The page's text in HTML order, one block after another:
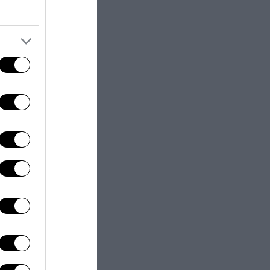
Paese più
e,
“in
Malta e
i trafficanti di
i
Italia. La
“sigillare i
questo